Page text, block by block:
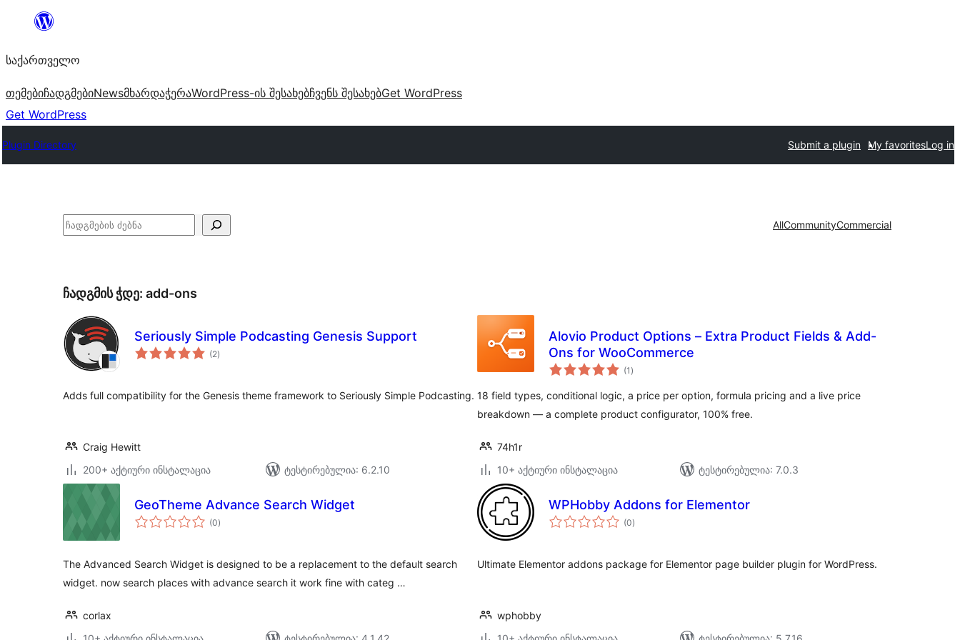
შიგთავსზე
საქართველო
თემებიჩადგმებიNewsმხარდაჭერაWordPress-ის შესახებჩვენს შესახებGet WordPress
Get WordPress
Plugin Directory Submit a plugin My favoritesLog in
ძებნა AllCommunityCommercial
ჩადგმის ჭდე: add-ons
Seriously Simple Podcasting Genesis Support
(2საერთო
რეიტინგი
)
Adds full compatibility for the Genesis theme framework to Seriously Simple Podcasting.
Craig Hewitt
200+ აქტიური ინსტალაცია
ტესტირებულია: 6.2.10
Alovio Product Options – Extra Product Fields & Add-
Ons for WooCommerce
(1 საერთო
რეიტინგი
)
18 field types, conditional logic, a price per option, formula pricing and a live price
breakdown — a complete product configurator, 100% free.
74h1r
10+ აქტიური ინსტალაცია
ტესტირებულია: 7.0.3
GeoTheme Advance Search Widget
(0საერთო
რეიტინგი
)
The Advanced Search Widget is designed to be a replacement to the default search
widget. now search places with advance search it work fine with categ …
corlax
WPHobby Addons for Elementor
(0საერთო
რეიტინგი
)
Ultimate Elementor addons package for Elementor page builder plugin for WordPress.
wphobby